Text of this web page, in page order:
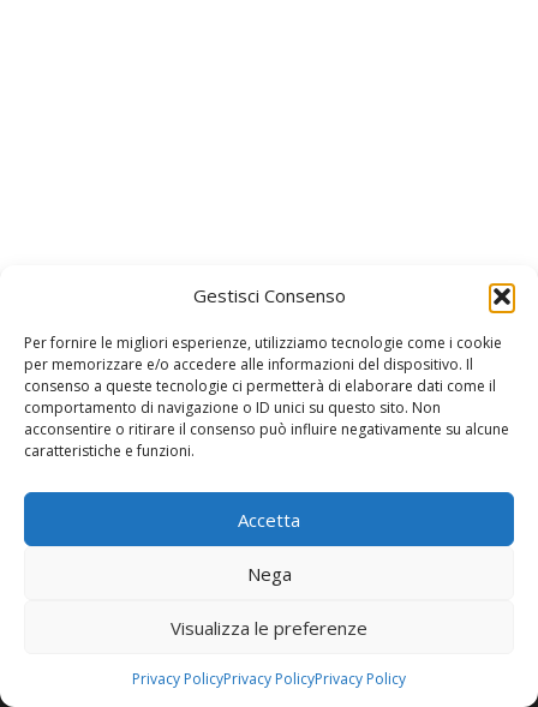
Gestisci Consenso
Per fornire le migliori esperienze, utilizziamo tecnologie come i cookie
per memorizzare e/o accedere alle informazioni del dispositivo. Il
consenso a queste tecnologie ci permetterà di elaborare dati come il
comportamento di navigazione o ID unici su questo sito. Non
acconsentire o ritirare il consenso può influire negativamente su alcune
caratteristiche e funzioni.
Accetta
Nega
Visualizza le preferenze
Privacy PolicyPrivacy PolicyPrivacy Policy
17784441002 | info@digi4doc.it